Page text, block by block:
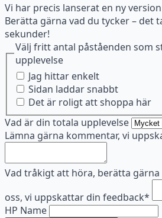
Vi har precis lanserat en ny
Berätta gärna vad du tycker – det
sekunder!
Välj fritt antal påståenden som
upplevelse
Jag hittar enkelt
Sidan laddar snabbt
Det är roligt att shoppa här
Vad är din totala upplevelse
Lämna gärna kommentar, vi
Vad tråkigt att höra, berätta
oss, vi uppskattar din feedback*
HP Name